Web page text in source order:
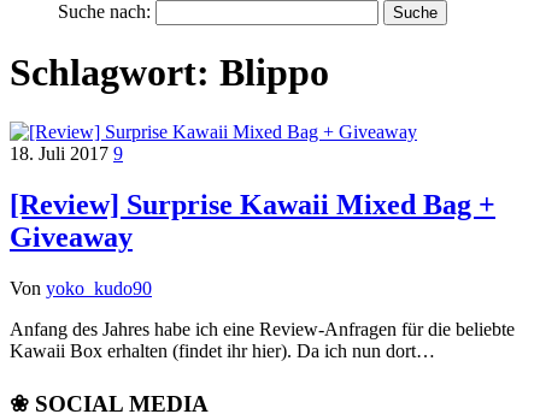
Suche nach:
Schlagwort: Blippo
18. Juli 2017 9
[Review] Surprise Kawaii Mixed Bag +
Giveaway
Von yoko_kudo90
Anfang des Jahres habe ich eine Review-Anfragen für die beliebte
Kawaii Box erhalten (findet ihr hier). Da ich nun dort…
❀ SOCIAL MEDIA